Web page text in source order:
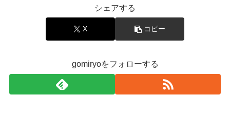
シェアする
X コピー
gomiryoをフォローする